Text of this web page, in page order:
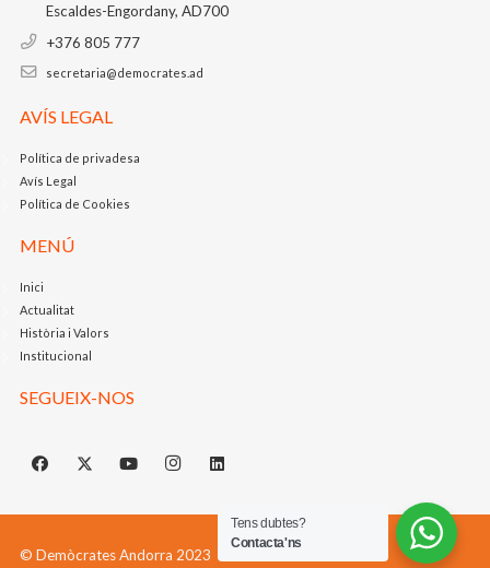
Escaldes-Engordany, AD700
+376 805 777
secretaria@democrates.ad
AVÍS LEGAL
Política de privadesa
Avís Legal
Política de Cookies
MENÚ
Inici
Actualitat
Història i Valors
Institucional
SEGUEIX-NOS
© Demòcrates Andorra 2023
Tens dubtes?
Contacta'ns